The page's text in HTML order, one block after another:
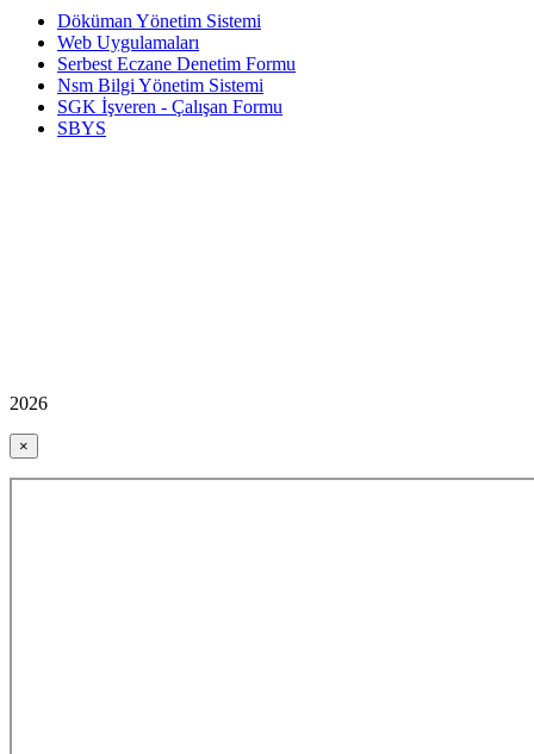
Döküman Yönetim Sistemi
Web Uygulamaları
Serbest Eczane Denetim Formu
Nsm Bilgi Yönetim Sistemi
SGK İşveren - Çalışan Formu
SBYS
2026
×